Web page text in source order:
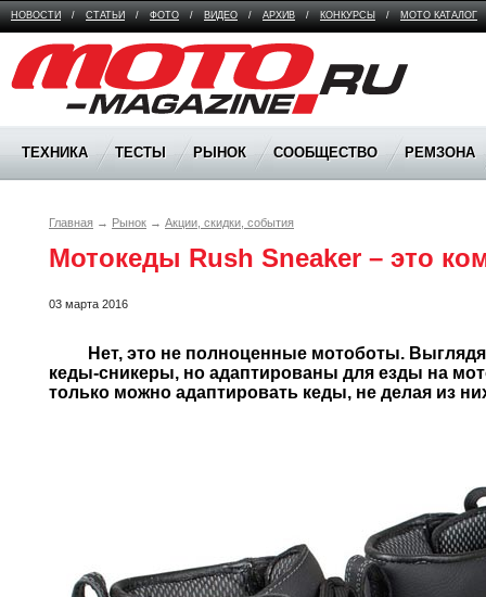
НОВОСТИ / СТАТЬИ / ФОТО / ВИДЕО / АРХИВ / КОНКУРСЫ / МОТО КАТАЛОГ
Moto Magazine
ТЕХНИКА ТЕСТЫ РЫНОК СООБЩЕСТВО РЕМЗОНА
Главная → Рынок → Акции, скидки, события
Мотокеды Rush Sneaker – это
03 марта 2016
кеды-сникеры, но адаптированы для езды на